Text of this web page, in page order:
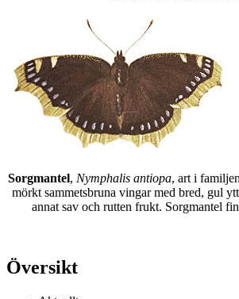
Sorgmantel, Nymphalis antiopa, art i
mörkt sammetsbruna vingar med bred, gul
annat sav och rutten frukt. Sorgmantel
Översikt